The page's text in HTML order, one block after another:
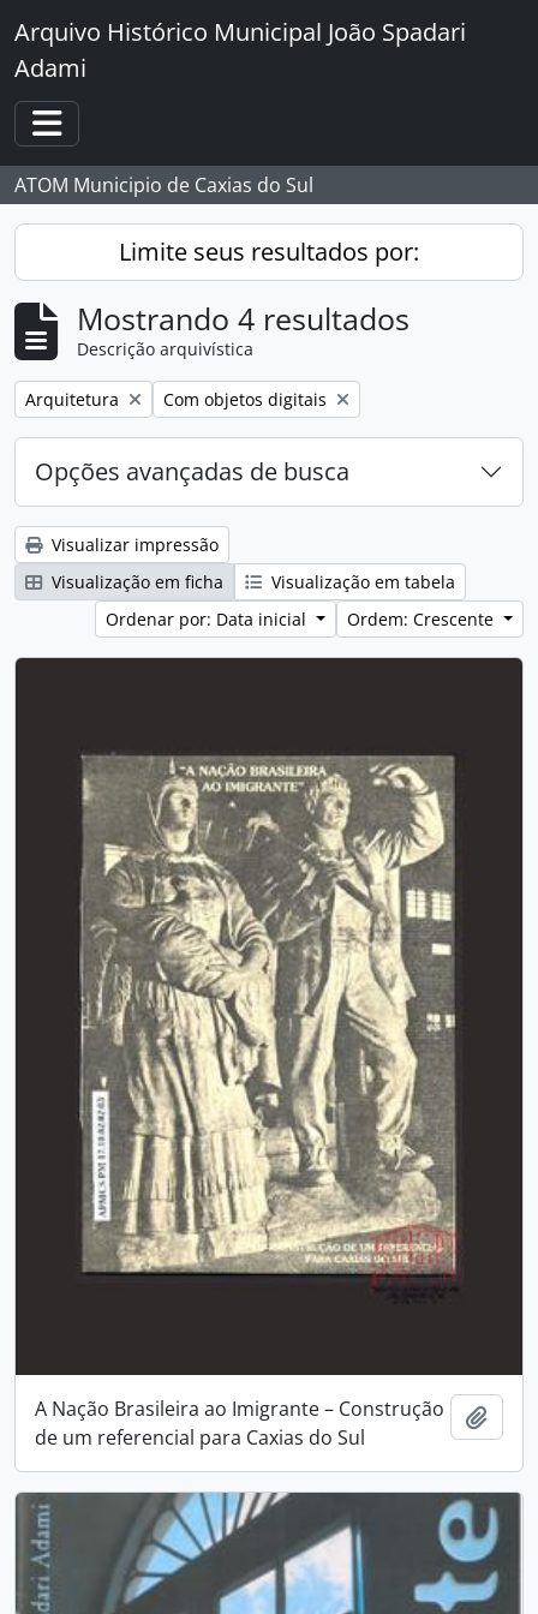
Skip to main content
Arquivo Histórico Municipal João Spadari
Adami
Toggle navigation
ATOM Municipio de Caxias do Sul
Limite seus resultados por:
Mostrando 4 resultados
Descrição arquivística
Remover filtro:
Arquitetura Remover filtro:
Com objetos digitais
Opções avançadas de busca
Visualizar impressão
Visualização em ficha
Visualização em tabela
Ordenar por: Data inicial
Ordem: Crescente
A Nação Brasileira ao Imigrante – Construção
de um referencial para Caxias do Sul